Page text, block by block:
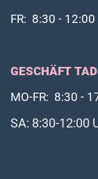
FR: 8:30 - 12:00
GESCHÄFT
MO-FR: 8:30 -
SA: 8:30-12:00